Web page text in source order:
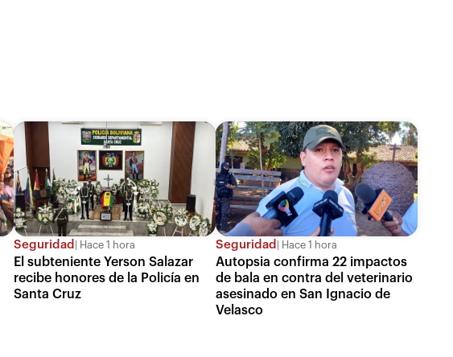
Seguridad Hace 1 hora
El subteniente Yerson Salazar
recibe honores de la Policía en
Santa Cruz
Seguridad Hace 1 hora
Autopsia confirma 22 impactos
de bala en contra del veterinario
asesinado en San Ignacio de
Velasco